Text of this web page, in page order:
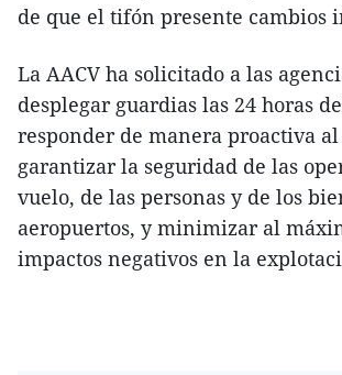
de que el tifón presente cambios
La AACV ha solicitado a las
desplegar guardias las 24 horas
responder de manera proactiva
garantizar la seguridad de las
vuelo, de las personas y de los
aeropuertos, y minimizar al
impactos negativos en la